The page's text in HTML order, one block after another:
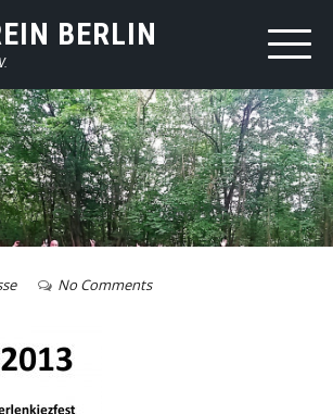
BERLIN
No Comments